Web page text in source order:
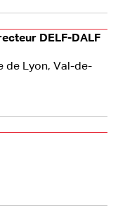
DELF-DALF
de Lyon, Val-de-